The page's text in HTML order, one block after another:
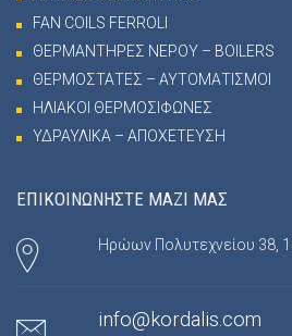
FAN COILS FERROLI
ΘΕΡΜΑΝΤΗΡΕΣ ΝΕΡΟΥ – BOILERS
ΘΕΡΜΟΣΤΑΤΕΣ – ΑΥΤΟΜΑΤΙΣΜΟΙ
ΗΛΙΑΚΟΙ ΘΕΡΜΟΣΙΦΩΝΕΣ
ΥΔΡΑΥΛΙΚΑ – ΑΠΟΧΕΤΕΥΣΗ
ΕΠΙΚΟΙΝΩΝΗΣΤΕ ΜΑΖΙ ΜΑΣ
Ηρώων Πολυτεχνείου 38,
info@kordalis.com